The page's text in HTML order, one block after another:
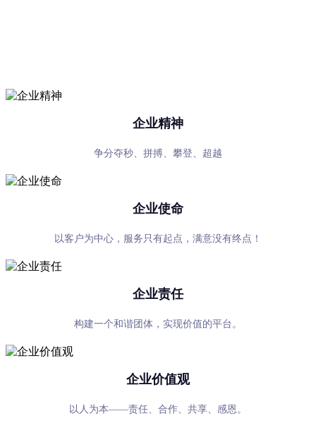
企业精神
争分夺秒、拼搏、攀登、超越
企业使命
以客户为中心，服务只有起点，满意没有终点！
企业责任
构建一个和谐团体，实现价值的平台。
企业价值观
以人为本——责任、合作、共享、感恩。